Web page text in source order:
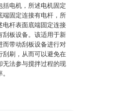
括电机，所述电机固定
端固定连接有电杆，所
电杆表面底端固定连接
刮板设备。该适用于新
而带动刮板设备进行对
刮刷，从而可以避免在
无法参与搅拌过程的现